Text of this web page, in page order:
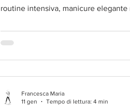
routine intensiva, manicure
mani over 50 sono spesso il dettaglio tradito: possiamo
investire fortune in skincare viso, ma
Francesca Maria
11 gen
Tempo di lettura: 4 min